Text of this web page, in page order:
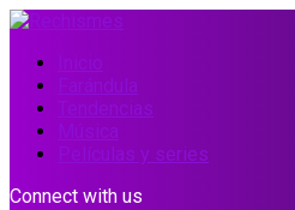
Inicio
Farándula
Tendencias
Música
Películas y series
Connect with us